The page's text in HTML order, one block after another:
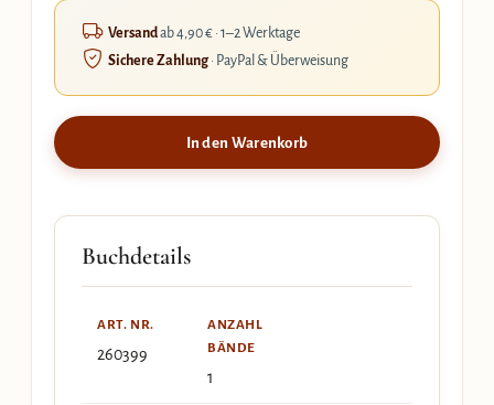
Versandab 4,90 € · 1–2 Werktage
Sichere Zahlung· PayPal & Überweisung
In den Warenkorb
Buchdetails
ART. NR.
260399
ANZAHL
BÄNDE
1